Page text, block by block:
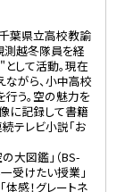
葉県立高校教諭
測越冬隊員を経
して活動。現在
がら、小中高校
う。空の魅力を
に記録して書籍
テレビ小説「お
大図鑑」（BS-
一受けたい授業」
体感！グレートネ